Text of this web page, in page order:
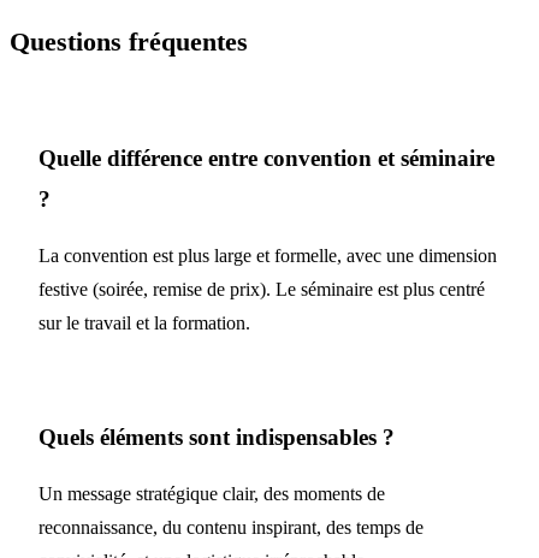
Questions fréquentes
Quelle différence entre convention et séminaire
?
La convention est plus large et formelle, avec une dimension
festive (soirée, remise de prix). Le séminaire est plus centré
sur le travail et la formation.
Quels éléments sont indispensables ?
Un message stratégique clair, des moments de
reconnaissance, du contenu inspirant, des temps de